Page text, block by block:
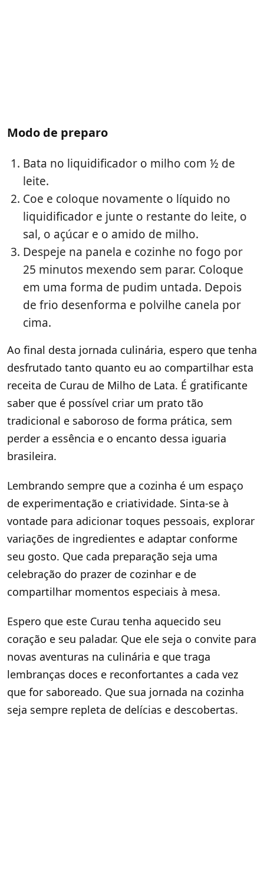
Modo de preparo
Bata no liquidificador o milho com ½ de
leite.
Coe e coloque novamente o líquido no
liquidificador e junte o restante do leite, o
sal, o açúcar e o amido de milho.
Despeje na panela e cozinhe no fogo por
25 minutos mexendo sem parar. Coloque
em uma forma de pudim untada. Depois
de frio desenforma e polvilhe canela por
cima.
Ao final desta jornada culinária, espero que tenha
desfrutado tanto quanto eu ao compartilhar esta
receita de Curau de Milho de Lata. É gratificante
saber que é possível criar um prato tão
tradicional e saboroso de forma prática, sem
perder a essência e o encanto dessa iguaria
brasileira.
Lembrando sempre que a cozinha é um espaço
de experimentação e criatividade. Sinta-se à
vontade para adicionar toques pessoais, explorar
variações de ingredientes e adaptar conforme
seu gosto. Que cada preparação seja uma
celebração do prazer de cozinhar e de
compartilhar momentos especiais à mesa.
Espero que este Curau tenha aquecido seu
coração e seu paladar. Que ele seja o convite para
novas aventuras na culinária e que traga
lembranças doces e reconfortantes a cada vez
que for saboreado. Que sua jornada na cozinha
seja sempre repleta de delícias e descobertas.